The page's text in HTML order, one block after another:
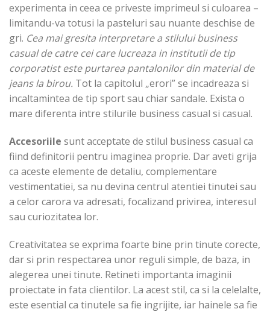
experimenta in ceea ce priveste imprimeul si culoarea –
limitandu-va totusi la pasteluri sau nuante deschise de
gri. Cea mai gresita interpretare a stilului business
casual de catre cei care lucreaza in institutii de tip
corporatist este purtarea pantalonilor din material de
jeans la birou. Tot la capitolul „erori” se incadreaza si
incaltamintea de tip sport sau chiar sandale. Exista o
mare diferenta intre stilurile business casual si casual.
Accesoriile sunt acceptate de stilul business casual ca
fiind definitorii pentru imaginea proprie. Dar aveti grija
ca aceste elemente de detaliu, complementare
vestimentatiei, sa nu devina centrul atentiei tinutei sau
a celor carora va adresati, focalizand privirea, interesul
sau curiozitatea lor.
Creativitatea se exprima foarte bine prin tinute corecte,
dar si prin respectarea unor reguli simple, de baza, in
alegerea unei tinute. Retineti importanta imaginii
proiectate in fata clientilor. La acest stil, ca si la celelalte,
este esential ca tinutele sa fie ingrijite, iar hainele sa fie